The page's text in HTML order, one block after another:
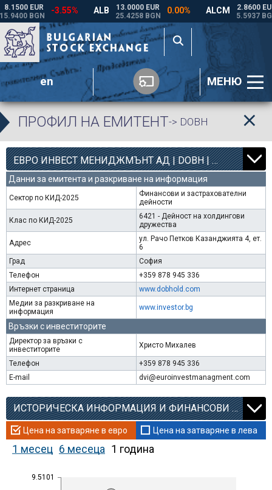
en МЕНЮ
ПРОФИЛ НА ЕМИТЕНТ-> DOBH
ЕВРО ИНВЕСТ МЕНИДЖМЪНТ АД | DOBH |8 4363
0.00%
Данни за емитента и разкриване на информация
Сектор по КИД-2025
Финансови и застрахователни
дейности
Клас по КИД-2025
6421 - Дейност на холдингови
дружества
Адрес
ул. Рачо Петков Казанджията 4, ет.
6
Град
София
Телефон
+359 878 945 336
Интернет страница
www.dobhold.com
Медии за разкриване на
информация
www.investor.bg
Връзки с инвеститорите
Директор за връзки с
инвеститорите
Христо Михалев
Телефон
+359 878 945 336
E-mail
dvi@euroinvestmanagment.com
ИСТОРИЧЕСКА ИНФОРМАЦИЯ И ФИНАНСОВИ КОЕФИЦИЕНТИ
Цена на затваряне в евро Цена на затваряне в лева
1 месец 6 месеца 1 година
9.5101